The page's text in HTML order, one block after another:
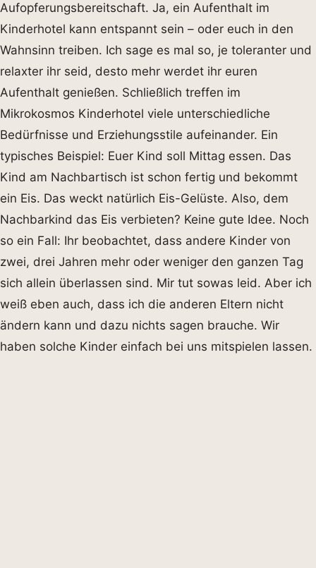
Aufopferungsbereitschaft. Ja, ein Aufenthalt im
Kinderhotel kann entspannt sein – oder euch in den
Wahnsinn treiben. Ich sage es mal so, je toleranter und
relaxter ihr seid, desto mehr werdet ihr euren
Aufenthalt genießen. Schließlich treffen im
Mikrokosmos Kinderhotel viele unterschiedliche
Bedürfnisse und Erziehungsstile aufeinander. Ein
typisches Beispiel: Euer Kind soll Mittag essen. Das
Kind am Nachbartisch ist schon fertig und bekommt
ein Eis. Das weckt natürlich Eis-Gelüste. Also, dem
Nachbarkind das Eis verbieten? Keine gute Idee. Noch
so ein Fall: Ihr beobachtet, dass andere Kinder von
zwei, drei Jahren mehr oder weniger den ganzen Tag
sich allein überlassen sind. Mir tut sowas leid. Aber ich
weiß eben auch, dass ich die anderen Eltern nicht
ändern kann und dazu nichts sagen brauche. Wir
haben solche Kinder einfach bei uns mitspielen lassen.